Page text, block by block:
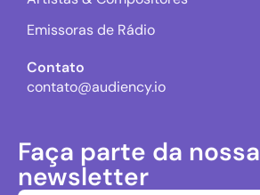
Emissoras de Rádio
Contato
contato@audiency.io
Faça parte da nossa
newsletter